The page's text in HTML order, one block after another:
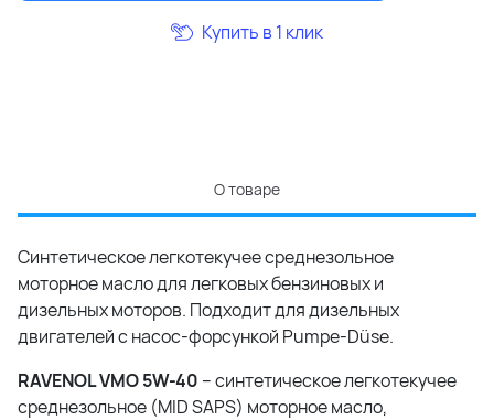
Купить в 1 клик
О товаре
Синтетическое легкотекучее среднезольное
моторное масло для легковых бензиновых и
дизельных моторов. Подходит для дизельных
двигателей с насос-форсункой Pumpe-Düse.
RAVENOL VMO 5W-40 – синтетическое легкотекучее
среднезольное (MID SAPS) моторное масло,